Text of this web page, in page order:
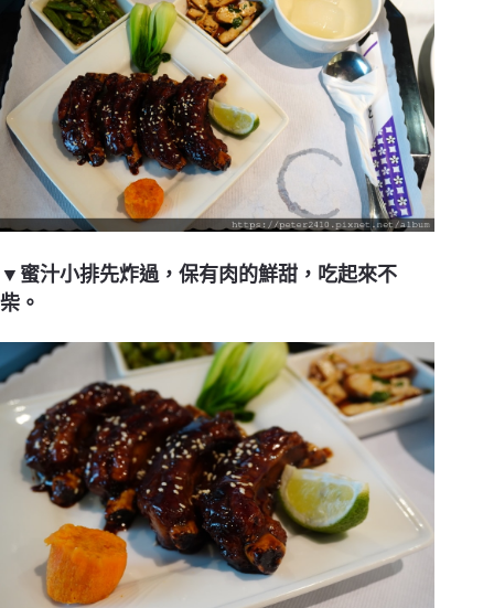
▼蜜汁小排先炸過，保有肉的鮮甜，吃起來不
柴。